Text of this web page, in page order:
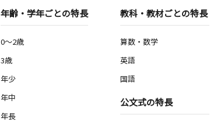
年齢・学年ごとの特長
0～2歳
3歳
年少
年中
年長
教科・教材ごとの特長
算数・数学
英語
国語
公文式の特長